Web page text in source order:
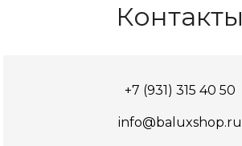
Контакты
+7 (931) 315 40 50
info@baluxshop.ru